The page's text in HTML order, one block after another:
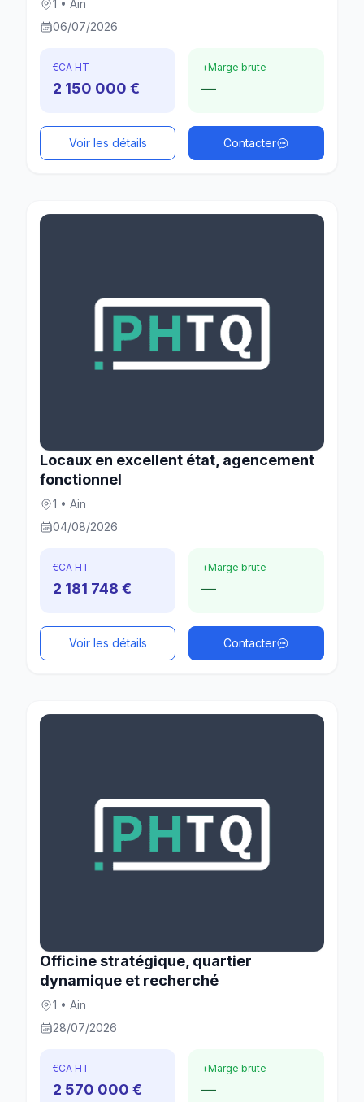
1 • Ain
06/07/2026
€CA HT
2 150 000 €
+Marge brute
—
Voir les détails Contacter
Locaux en excellent état, agencement
fonctionnel
1 • Ain
04/08/2026
€CA HT
2 181 748 €
+Marge brute
—
Voir les détails Contacter
Officine stratégique, quartier
dynamique et recherché
1 • Ain
28/07/2026
€CA HT
2 570 000 €
+Marge brute
—